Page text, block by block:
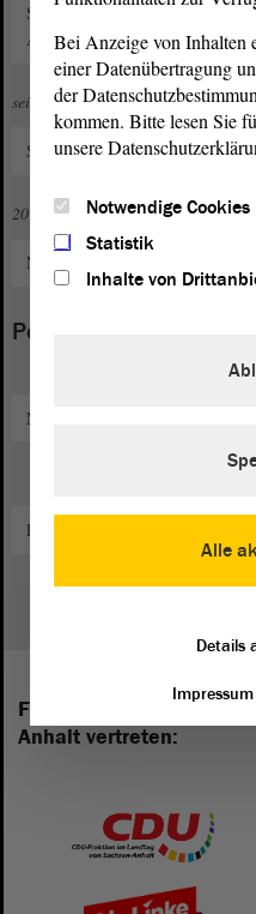
Studium Wirtschaftspsychologie
Abschluss Bachelor of Arts
seit 2014
Selbständiger Unternehmer mit
2015
Managementschulung in Peking,
Politische und
Mitglied im Kreistag des
Landesvorstandsmitglied im AfD-
Folgende Fraktionen
Anhalt vertreten:
Bei Anzeige von Inhalten
einer Datenübertragung
der
kommen. Bitte lesen Sie
unsere
Notwendige Cookies
Statistik
Inhalte von
Alle
Details
Impressum